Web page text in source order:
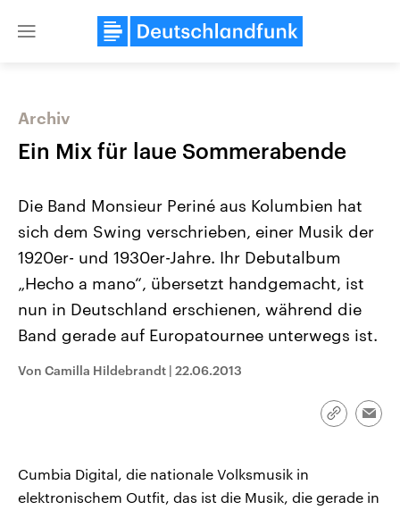
Close
Landtagswahl Sachsen-Anhalt
Alle Informationen
September 2026 einen neuen
und Kandidaten der anstehenden
Wahl.
USA
Hintergründe
gehören die Vereinigten
mit großem Einfluss auf
aktuelle Weltgeschehen.
Audio-Archiv
Archiv
Ein Mix für laue Sommerabende
Die Band Monsieur Periné aus Kolumbien hat
sich dem Swing verschrieben, einer Musik der
1920er- und 1930er-Jahre. Ihr Debutalbum
„Hecho a mano“, übersetzt handgemacht, ist
nun in Deutschland erschienen, während die
Band gerade auf Europatournee unterwegs ist.
Von Camilla Hildebrandt | 22.06.2013
Link
Cumbia Digital, die nationale Volksmusik in
elektronischem Outfit, das ist die Musik, die gerade in